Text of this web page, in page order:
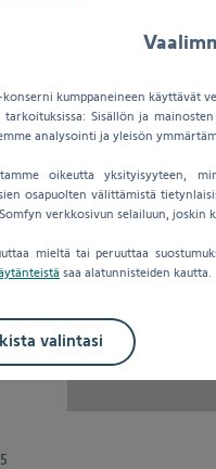
konserni kumppaneineen käyttävät
tarkoituksissa: Sisällön ja
analysointi ja yleisön
oikeutta yksityisyyteen,
osapuolten välittämistä
verkkosivun selailuun, joskin
mieltä tai peruuttaa
saa alatunnisteiden kautta.
valintasi